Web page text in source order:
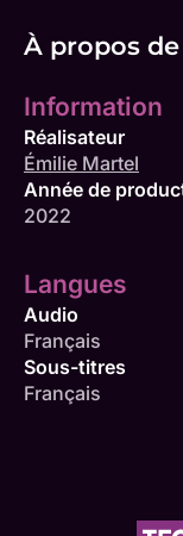
À propos de
Information
Réalisateur
Émilie Martel
Année de
2022
Langues
Audio
Français
Sous-titres
Français